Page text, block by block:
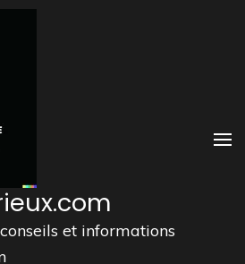
et informations